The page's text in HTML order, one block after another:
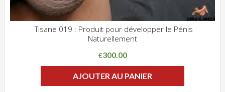
Tisane 019 : Produit pour développer le Pénis
Naturellement
€300.00
AJOUTER AU PANIER